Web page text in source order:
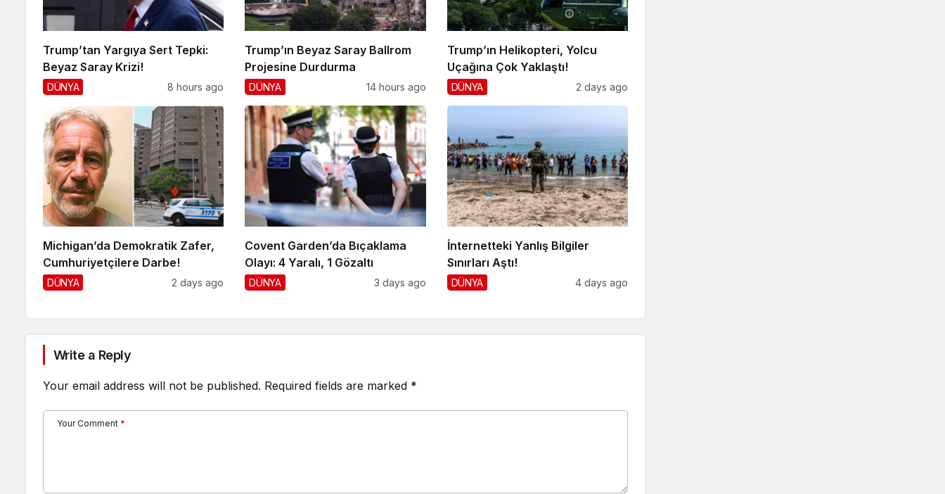
Trump’tan Yargıya Sert Tepki:
Beyaz Saray Krizi!
DÜNYA 8 hours ago
Trump’ın Beyaz Saray Ballrom
Projesine Durdurma
DÜNYA 14 hours ago
Trump’ın Helikopteri, Yolcu
Uçağına Çok Yaklaştı!
DÜNYA 2 days ago
Michigan’da Demokratik Zafer,
Cumhuriyetçilere Darbe!
DÜNYA 2 days ago
Covent Garden’da Bıçaklama
Olayı: 4 Yaralı, 1 Gözaltı
DÜNYA 3 days ago
İnternetteki Yanlış Bilgiler
Sınırları Aştı!
DÜNYA 4 days ago
Write a Reply
Your email address will not be published. Required fields are marked *
Your Comment *